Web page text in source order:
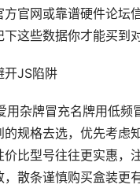
方官网或靠谱硬件论坛
这些数据你才能买到
开JS陷阱
用杂牌冒充名牌用低频
的规格去选，优先考虑
比型号往往更实惠，
，散条谨慎购买盒装更